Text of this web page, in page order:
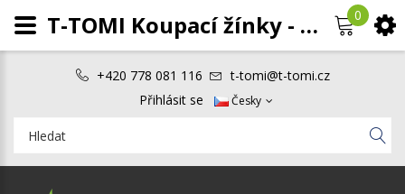
+420 778 081 116
t-tomi@t-tomi.cz
Přihlásit se
Česky
0
T-TOMI Koupací žínky - rukavice Natur - ECO